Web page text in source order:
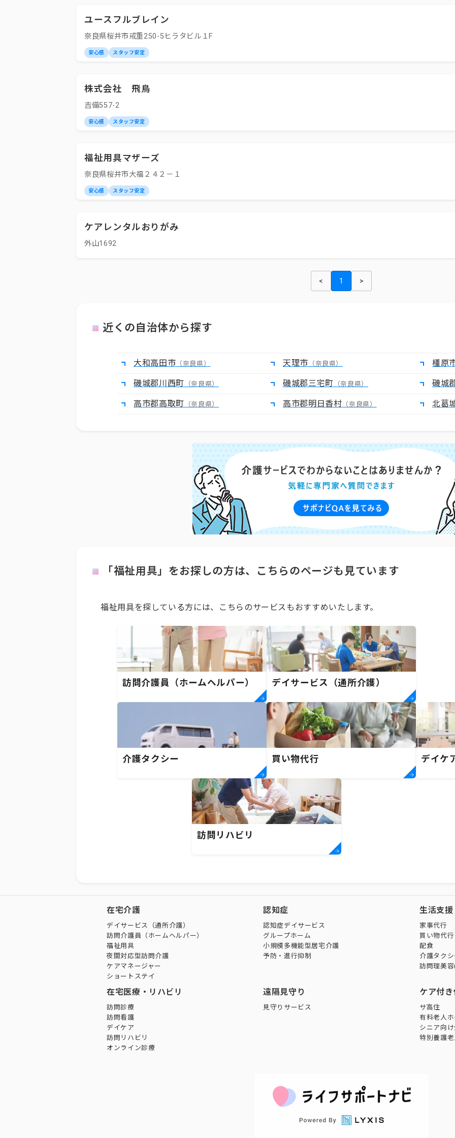
ユースフルブレイン
奈良県桜井市戒重250-5ヒラタビル１F
安心感 スタッフ安定
株式会社 飛鳥
吉備557-2
安心感 スタッフ安定
福祉用具マザーズ
奈良県桜井市大福２４２－１
安心感 スタッフ安定
ケアレンタルおりがみ
外山1692
< 1 >
近くの自治体から探す
大和高田市 （奈良県） 天理市 （奈良県） 橿原
磯城郡川西町 （奈良県） 磯城郡三宅町 （奈良県） 磯城
高市郡高取町 （奈良県） 高市郡明日香村 （奈良県） 北葛
「福祉用具」をお探しの方は、こちらのページも見ています
福祉用具を探している方には、こちらのサービスもおすすめいたします。
訪問介護員（ホームヘルパー） デイサービス（通所介護）
介護タクシー 買い物代行 デイケ
訪問リハビリ
在宅介護
デイサービス（通所介護）
訪問介護員（ホームヘルパー）
福祉用具
夜間対応型訪問介護
ケアマネージャー
ショートステイ
認知症
認知症デイサービス
グループホーム
小規模多機能型居宅介護
予防・進行抑制
生活支援
家事代行
買い物代行
配食
介護タク
訪問理美
在宅医療・リハビリ
訪問診療
訪問看護
デイケア
訪問リハビリ
オンライン診療
遠隔見守り
見守りサービス
ケア付
サ高住
有料老人
シニア向
特別養護